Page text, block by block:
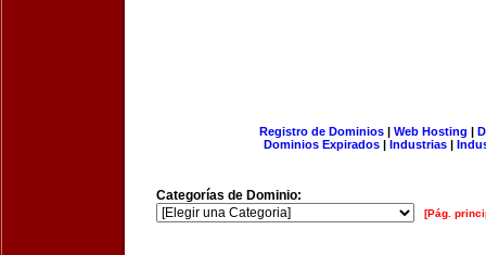
Registro de Dominios| Web Hosting |
Dominios Expirados | Industrias |
Categorías de Dominio:
[Pág.